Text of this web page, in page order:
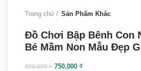
Trang chủ Sản Phẩm Khác
Đồ Chơi Bập Bênh Con
Bé Mầm Non Mẫu Đẹp
890,000₫ 750,000 ₫